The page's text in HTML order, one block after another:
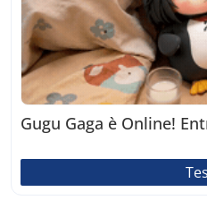
Gugu Gaga è Online!